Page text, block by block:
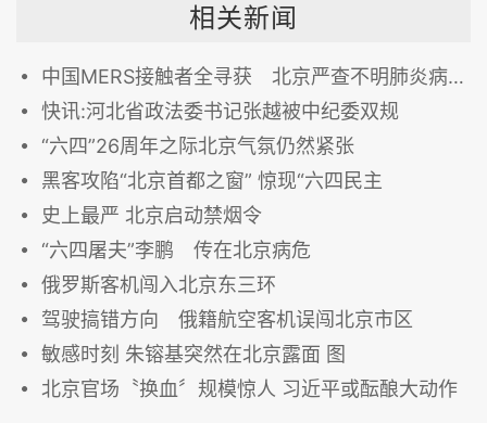
相关新闻
中国MERS接触者全寻获 北京严查不明肺炎病例
快讯:河北省政法委书记张越被中纪委双规
“六四”26周年之际北京气氛仍然紧张
黑客攻陷“北京首都之窗” 惊现“六四民主
史上最严 北京启动禁烟令
“六四屠夫”李鹏 传在北京病危
俄罗斯客机闯入北京东三环
驾驶搞错方向 俄籍航空客机误闯北京市区
敏感时刻 朱镕基突然在北京露面 图
北京官场〝换血〞规模惊人 习近平或酝酿大动作